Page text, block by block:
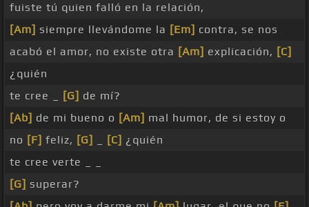
fuiste tú quien falló en la relación,
[Am] siempre llevándome la [Em] contra, se nos
acabó el amor, no existe otra [Am] explicación, [C]
¿quién
te cree _
[G] de mí?
[Ab] de mi bueno o [Am] mal humor, de si estoy o
no [F] feliz, [G] [C] ¿quién
te cree verte _ _
[G] superar?